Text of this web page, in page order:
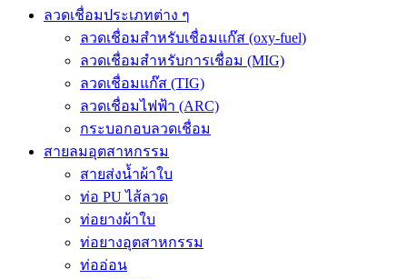
ลวดเชื่อมประเภทต่าง ๆ
ลวดเชื่อมสำหรับเชื่อมแก๊ส (oxy-fuel)
ลวดเชื่อมสำหรับการเชื่อม (MIG)
ลวดเชื่อมแก๊ส (TIG)
ลวดเชื่อมไฟฟ้า (ARC)
กระบอกอบลวดเชื่อม
สายลมอุตสาหกรรม
สายส่งน้ำผ้าใบ
ท่อ PU ไส้ลวด
ท่อยางผ้าใบ
ท่อยางอุตสาหกรรม
ท่ออ่อน